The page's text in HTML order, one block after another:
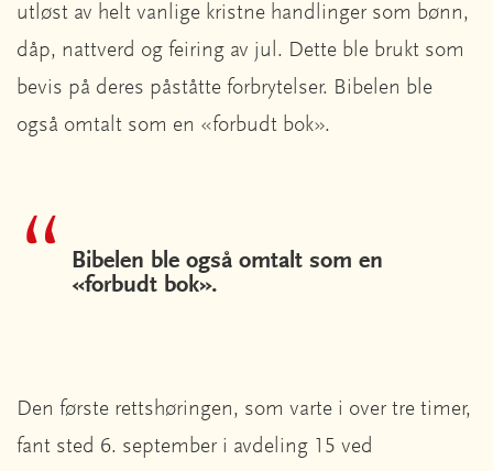
utløst av helt vanlige kristne handlinger som bønn,
dåp, nattverd og feiring av jul. Dette ble brukt som
bevis på deres påståtte forbrytelser. Bibelen ble
også omtalt som en «forbudt bok».
Bibelen ble også omtalt som en
«forbudt bok».
Den første rettshøringen, som varte i over tre timer,
fant sted 6. september i avdeling 15 ved